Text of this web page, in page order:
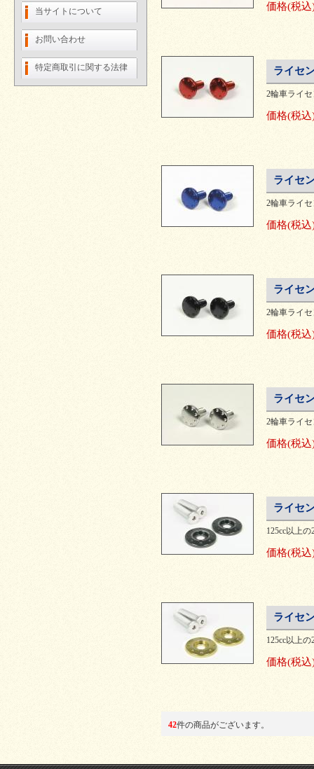
当サイトについて
お問い合わせ
特定商取引に関する法律
価格(税込
ライセ
2輪車ライ
価格(税込
ライセ
2輪車ライ
価格(税込
ライセ
2輪車ライ
価格(税込
ライセ
2輪車ライ
価格(税込
ライセ
125cc以上
価格(税込
ライセ
125cc以上
価格(税込
42件の商品がございます。